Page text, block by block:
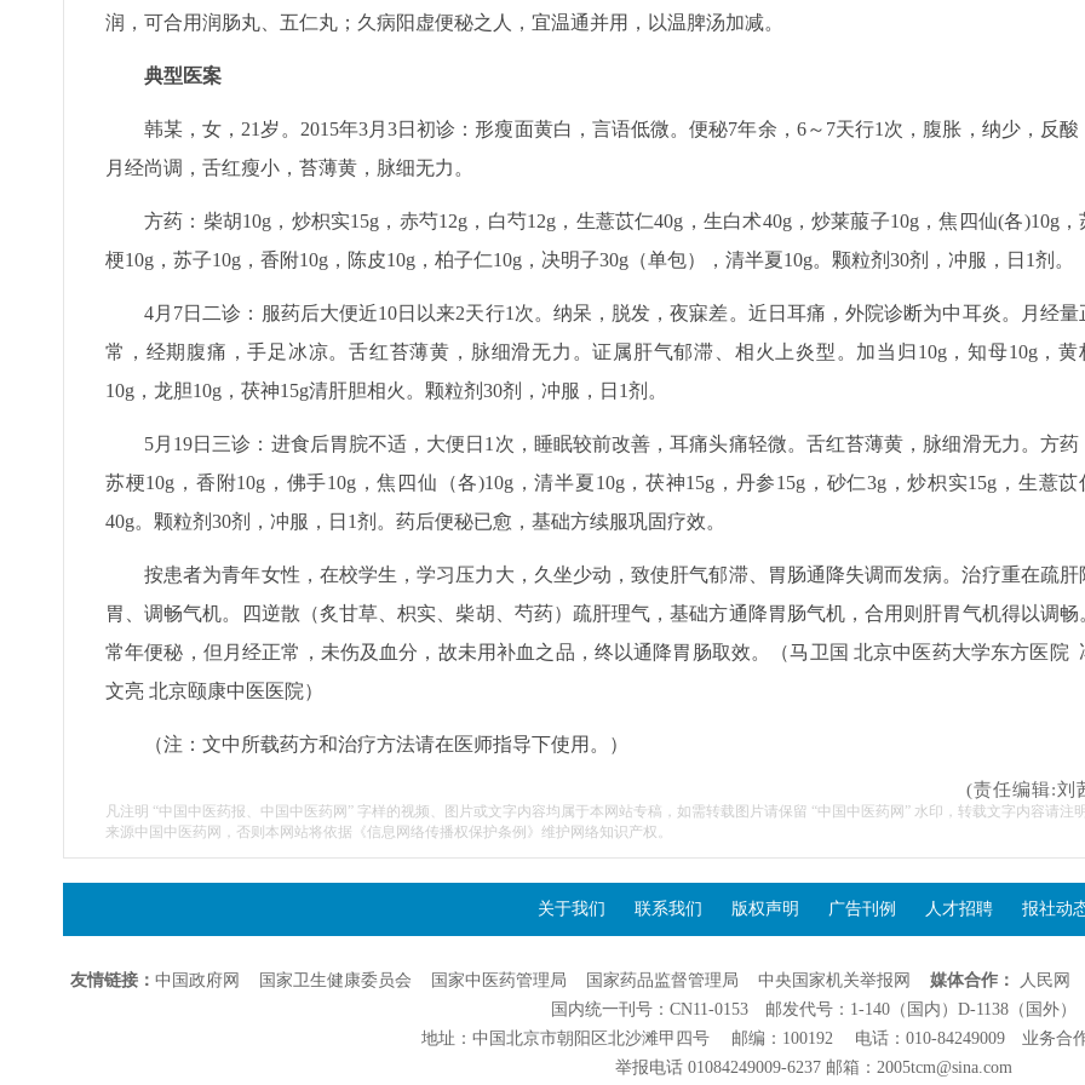
润，可合用润肠丸、五仁丸；久病阳虚便秘之人，宜温通并用，以温脾汤加减。
典型医案
韩某，女，21岁。2015年3月3日初诊：形瘦面黄白，言语低微。便秘7年余，6～7天行1次，腹胀，纳少，反酸
月经尚调，舌红瘦小，苔薄黄，脉细无力。
方药：柴胡10g，炒枳实15g，赤芍12g，白芍12g，生薏苡仁40g，生白术40g，炒莱菔子10g，焦四仙(各)10g，
梗10g，苏子10g，香附10g，陈皮10g，柏子仁10g，决明子30g（单包），清半夏10g。颗粒剂30剂，冲服，日1剂。
4月7日二诊：服药后大便近10日以来2天行1次。纳呆，脱发，夜寐差。近日耳痛，外院诊断为中耳炎。月经量
常，经期腹痛，手足冰凉。舌红苔薄黄，脉细滑无力。证属肝气郁滞、相火上炎型。加当归10g，知母10g，黄
10g，龙胆10g，茯神15g清肝胆相火。颗粒剂30剂，冲服，日1剂。
5月19日三诊：进食后胃脘不适，大便日1次，睡眠较前改善，耳痛头痛轻微。舌红苔薄黄，脉细滑无力。方药
苏梗10g，香附10g，佛手10g，焦四仙（各)10g，清半夏10g，茯神15g，丹参15g，砂仁3g，炒枳实15g，生薏苡
40g。颗粒剂30剂，冲服，日1剂。药后便秘已愈，基础方续服巩固疗效。
按患者为青年女性，在校学生，学习压力大，久坐少动，致使肝气郁滞、胃肠通降失调而发病。治疗重在疏肝
胃、调畅气机。四逆散（炙甘草、枳实、柴胡、芍药）疏肝理气，基础方通降胃肠气机，合用则肝胃气机得以调畅
常年便秘，但月经正常，未伤及血分，故未用补血之品，终以通降胃肠取效。（马卫国 北京中医药大学东方医院
文亮 北京颐康中医医院）
（注：文中所载药方和治疗方法请在医师指导下使用。）
(责任编辑:刘
凡注明 “中国中医药报、中国中医药网” 字样的视频、图片或文字内容均属于本网站专稿，如需转载图片请保留 “中国中医药网” 水印，转载文字内容请注明
来源中国中医药网，否则本网站将依据《信息网络传播权保护条例》维护网络知识产权。
关于我们 联系我们 版权声明 广告刊例 人才招聘 报社动
友情链接： 中国政府网 国家卫生健康委员会 国家中医药管理局 国家药品监督管理局 中央国家机关举报网 媒体合作： 人民网
国内统一刊号：CN11-0153 邮发代号：1-140（国内）D-1138（国外）
地址：中国北京市朝阳区北沙滩甲四号 邮编：100192 电话：010-84249009 业务合作
举报电话 01084249009-6237 邮箱：2005tcm@sina.com